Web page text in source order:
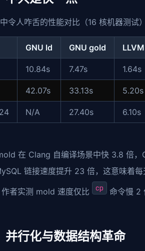
令人咋舌的性能对比（16 核机器测试
GNU ld GNU gold
10.84s 7.47s 1.64s
42.07s 33.13s 5.20s
N/A 27.40s 6.10s
在 Clang 自编译场景中快 3.8 倍
链接速度提升 23 倍，这意味着
作者实测 mold 速度仅比 cp
命令慢 2
并行化与数据结构革命